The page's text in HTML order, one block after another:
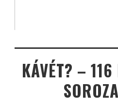
KÁVÉT? –